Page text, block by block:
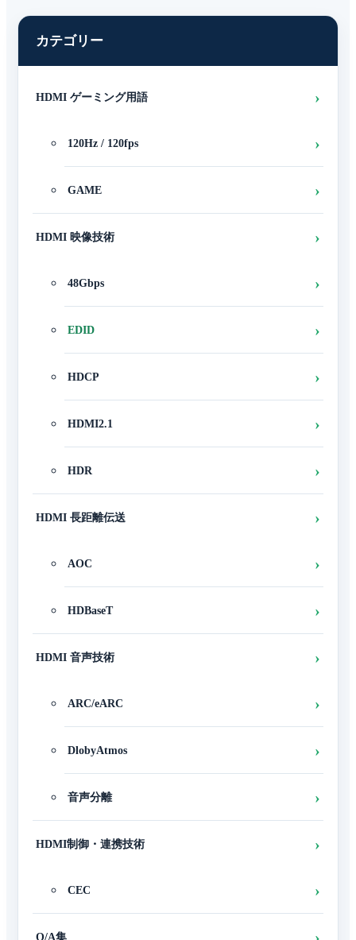
カテゴリー
HDMI ゲーミング用語
120Hz / 120fps
GAME
HDMI 映像技術
48Gbps
EDID
HDCP
HDMI2.1
HDR
HDMI 長距離伝送
AOC
HDBaseT
HDMI 音声技術
ARC/eARC
DlobyAtmos
音声分離
HDMI制御・連携技術
CEC
Q/A集